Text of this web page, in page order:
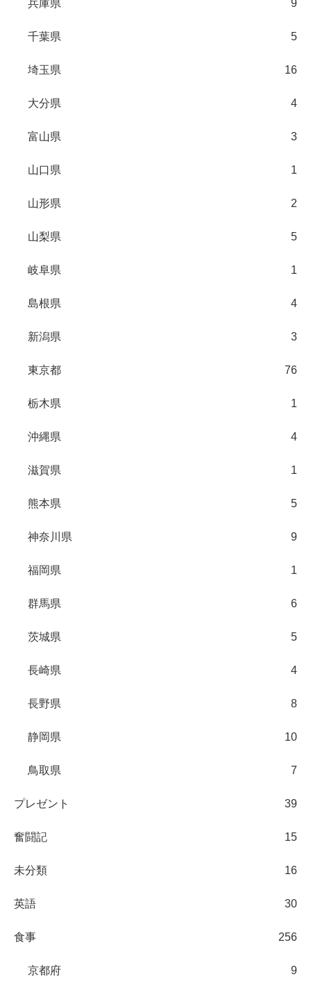
兵庫県 9
千葉県 5
埼玉県 16
大分県 4
富山県 3
山口県 1
山形県 2
山梨県 5
岐阜県 1
島根県 4
新潟県 3
東京都 76
栃木県 1
沖縄県 4
滋賀県 1
熊本県 5
神奈川県 9
福岡県 1
群馬県 6
茨城県 5
長崎県 4
長野県 8
静岡県 10
鳥取県 7
プレゼント 39
奮闘記 15
未分類 16
英語 30
食事 256
京都府 9